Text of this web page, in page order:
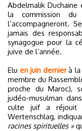
Abdelmalik
la commission du
l’accompagneront.
jamais des
synagogue pour la
juive de l’année.
Elu en juin dernierà la
membre du
proche du Maroc),
judéo-musulman
culte juif a réjouit
Wertenschlag,
racines spirituelles »